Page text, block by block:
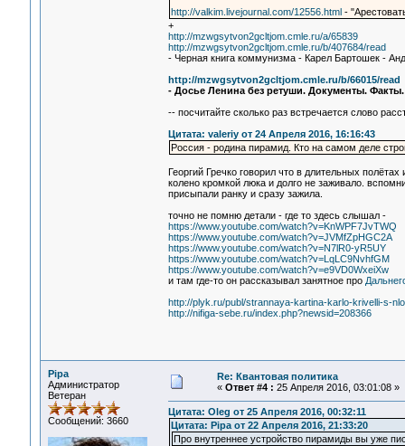
http://valkim.livejournal.com/12556.html -
+
http://mzwgsytvon2gcltjom.cmle.ru/a/65839
http://mzwgsytvon2gcltjom.cmle.ru/b/407684/read
- Черная книга коммунизма - Карел Бартошек -
http://mzwgsytvon2gcltjom.cmle.ru/b/66015/read
- Досье Ленина без ретуши. Документы.
-- посчитайте сколько раз встречается слово
Цитата: valeriy от 24 Апреля 2016, 16:16:43
Россия - родина пирамид. Кто на самом деле
Георгий Гречко говорил что в длительных
колено кромкой люка и долго не заживало.
присыпали ранку и сразу зажила.
точно не помню детали - где то здесь слышал -
https://www.youtube.com/watch?v=KnWPF7JvTWQ
https://www.youtube.com/watch?v=JVMfZpHGC2A
https://www.youtube.com/watch?v=N7lR0-yR5UY
https://www.youtube.com/watch?v=LqLC9NvhfGM
https://www.youtube.com/watch?v=e9VD0WxeiXw
и там где-то он рассказывал занятное про
http://plyk.ru/publ/strannaya-kartina-karlo-krivelli-s-
http://nifiga-sebe.ru/index.php?newsid=208366
Pipa
Администратор
Ветеран
Сообщений: 3660
Re: Квантовая политика
« Ответ #4 : 25 Апреля 2016, 03:01:08 »
Цитата: Oleg от 25 Апреля 2016, 00:32:11
Цитата: Pipa от 22 Апреля 2016, 21:33:20
Про внутреннее устройство пирамиды вы уже